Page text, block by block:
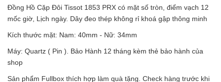
Đồng Hồ Cặp Đôi Tissot 1853 PRX có mặt số tròn, điểm vạch 12
mốc giờ, Lịch ngày. Dây đeo thép không rỉ khoá gập thông minh
Kích thước mặt: Nam: 40mm - Nữ: 34mm
Máy: Quartz ( Pin ). Bảo Hành 12 tháng kèm thẻ bảo hành của
shop
Sản phẩm Fullbox thích hợp làm quà tặng. Check hàng trước khi